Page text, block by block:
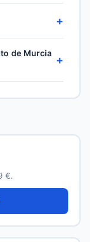
30-60
la
total en
+
fuera de la
autorización
entre en
de Murcia +
fechas
€.